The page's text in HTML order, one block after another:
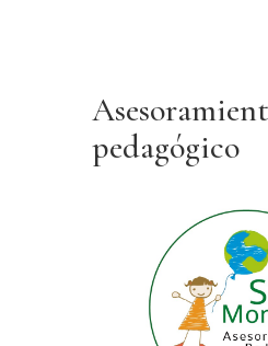
pedagógico